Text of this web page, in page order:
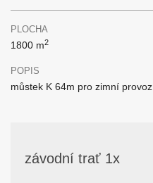
PLOCHA
1800 m2
POPIS
můstek K 64m pro zimní provoz
závodní trať 1x